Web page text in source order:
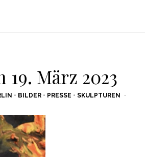
März 2023
• BILDER• PRESSE • SKULPTUREN